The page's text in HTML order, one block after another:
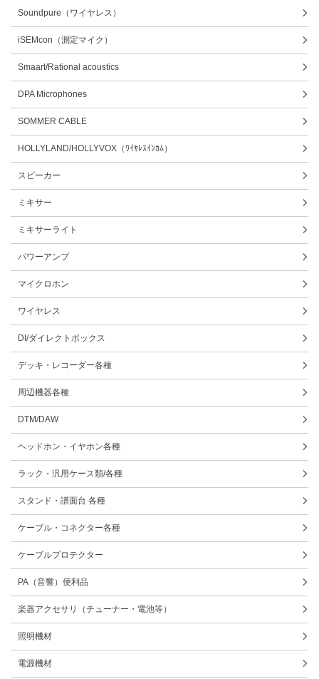
Soundpure（ワイヤレス）
iSEMcon（測定マイク）
Smaart/Rational acoustics
DPA Microphones
SOMMER CABLE
HOLLYLAND/HOLLYVOX（ﾜｲﾔﾚｽｲﾝｶﾑ）
スピーカー
ミキサー
ミキサーライト
パワーアンプ
マイクロホン
ワイヤレス
DI/ダイレクトボックス
デッキ・レコーダー各種
周辺機器各種
DTM/DAW
ヘッドホン・イヤホン各種
ラック・汎用ケース類/各種
スタンド・譜面台 各種
ケーブル・コネクター各種
ケーブルプロテクター
PA（音響）便利品
楽器アクセサリ（チューナー・電池等）
照明機材
電源機材